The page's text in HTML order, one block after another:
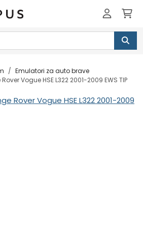
Emulatori za auto brave
Vogue HSE L322 2001-2009 EWS TIP